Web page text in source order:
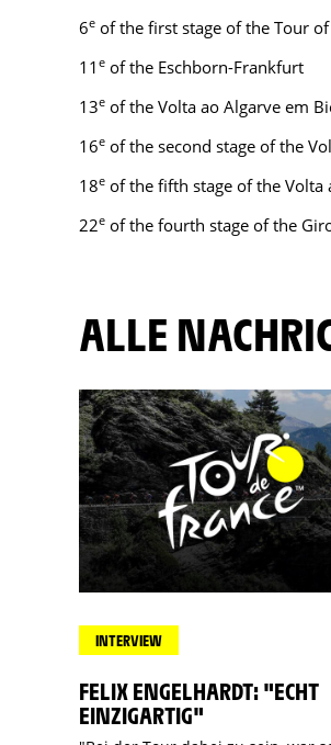
6e of the first stage of the Tour
11 e of the Eschborn-Frankfurt
13e of the Volta ao Algarve em
16e of the second stage of the
18e of the fifth stage of the Volta
22e of the fourth stage of the
ALLE
INTERVIEW
FELIX ENGELHARDT: "ECHT
EINZIGARTIG"